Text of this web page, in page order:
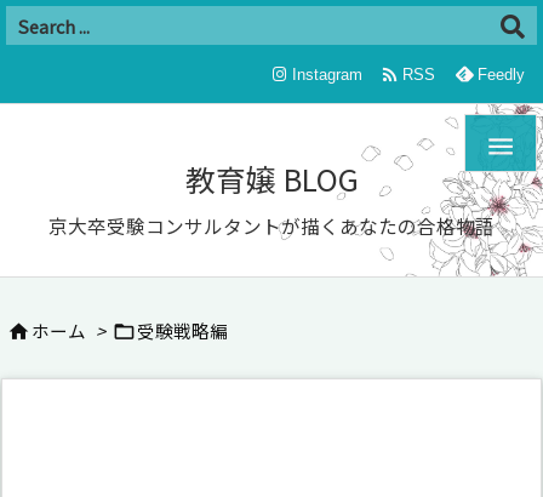
教育嬢 BLOG
京大卒受験コンサルタントが描くあなたの合格物語

Instagram  RSS Feedly
 ホーム > 受験戦略編